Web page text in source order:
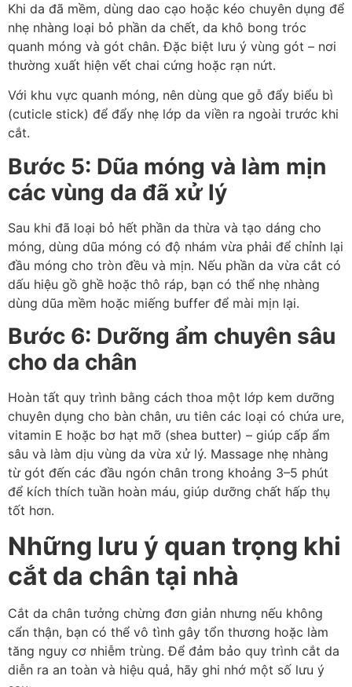
Khi da đã mềm, dùng dao cạo hoặc kéo chuyên dụng để
nhẹ nhàng loại bỏ phần da chết, da khô bong tróc
quanh móng và gót chân. Đặc biệt lưu ý vùng gót – nơi
thường xuất hiện vết chai cứng hoặc rạn nứt.
Với khu vực quanh móng, nên dùng que gỗ đẩy biểu bì
(cuticle stick) để đẩy nhẹ lớp da viền ra ngoài trước khi
cắt.
Bước 5: Dũa móng và làm mịn
các vùng da đã xử lý
Sau khi đã loại bỏ hết phần da thừa và tạo dáng cho
móng, dùng dũa móng có độ nhám vừa phải để chỉnh lại
đầu móng cho tròn đều và mịn. Nếu phần da vừa cắt có
dấu hiệu gồ ghề hoặc thô ráp, bạn có thể nhẹ nhàng
dùng dũa mềm hoặc miếng buffer để mài mịn lại.
Bước 6: Dưỡng ẩm chuyên sâu
cho da chân
Hoàn tất quy trình bằng cách thoa một lớp kem dưỡng
chuyên dụng cho bàn chân, ưu tiên các loại có chứa ure,
vitamin E hoặc bơ hạt mỡ (shea butter) – giúp cấp ẩm
sâu và làm dịu vùng da vừa xử lý. Massage nhẹ nhàng
từ gót đến các đầu ngón chân trong khoảng 3–5 phút
để kích thích tuần hoàn máu, giúp dưỡng chất hấp thụ
tốt hơn.
Những lưu ý quan trọng khi
cắt da chân tại nhà
Cắt da chân tưởng chừng đơn giản nhưng nếu không
cẩn thận, bạn có thể vô tình gây tổn thương hoặc làm
tăng nguy cơ nhiễm trùng. Để đảm bảo quy trình cắt da
diễn ra an toàn và hiệu quả, hãy ghi nhớ một số lưu ý